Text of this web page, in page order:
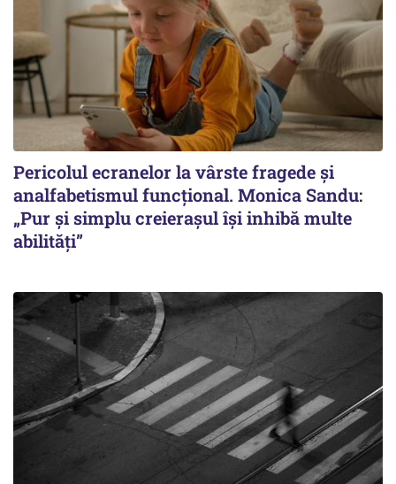
Pericolul ecranelor la vârste fragede și
analfabetismul funcțional. Monica Sandu:
„Pur și simplu creierașul își inhibă multe
abilități”